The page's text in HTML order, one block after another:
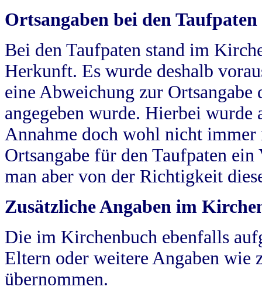
Ortsangaben bei den Taufpaten
Bei den Taufpaten stand im
Herkunft. Es wurde deshalb
eine Abweichung zur
angegeben wurde. Hierbei wurde
Annahme doch wohl nicht
Ortsangabe für den Taufpaten
man aber von der Richtigkeit
Zusätzliche Angaben im
Die im Kirchenbuch ebenfalls
Eltern oder weitere Angaben wie
übernommen.